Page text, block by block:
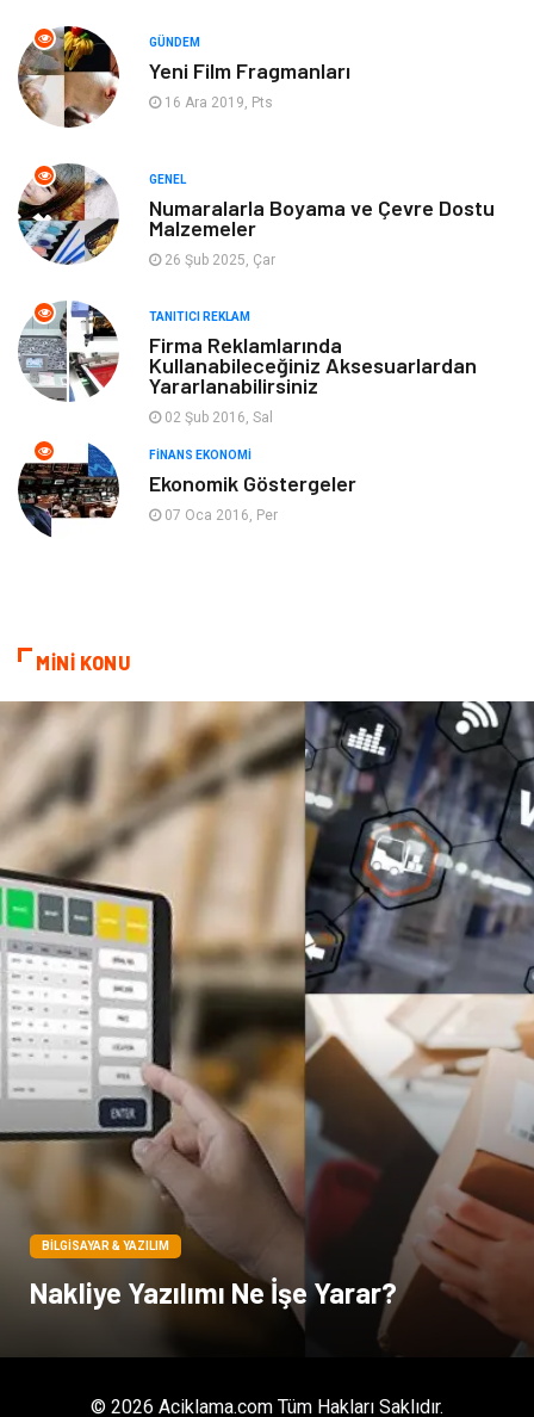
İnternet
Organizasyon Yeme İçme
Gayrimenkul Güzellik & Bakım
Anne Çocuk
Nakliye
Cam Mobilya
Spor Malzemeleri
Sigorta
GÜNDEM
Yeni Film Fragmanları
16 Ara 2019, Pts
GENEL
Numaralarla Boyama ve Çevre Dostu
Malzemeler
26 Şub 2025, Çar
TANITICI REKLAM
Firma Reklamlarında
Kullanabileceğiniz Aksesuarlardan
Yararlanabilirsiniz
02 Şub 2016, Sal
FINANS EKONOMI
Ekonomik Göstergeler
07 Oca 2016, Per
MİNİ KONU
BILGISAYAR & YAZILIM
Nakliye Yazılımı Ne İşe Yarar?
© 2026 Aciklama.com Tüm Hakları Saklıdır.